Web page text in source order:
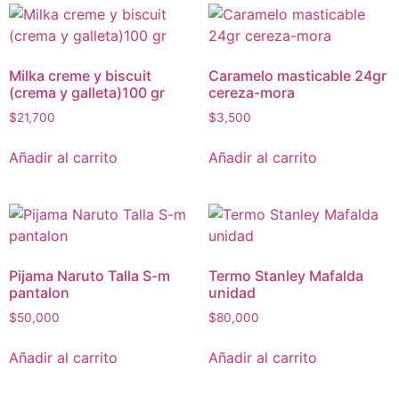
Milka creme y biscuit
(crema y galleta)100 gr
$21,700
Añadir al carrito
Caramelo masticable 24gr
cereza-mora
$3,500
Añadir al carrito
Pijama Naruto Talla S-m
pantalon
$50,000
Añadir al carrito
Termo Stanley Mafalda
unidad
$80,000
Añadir al carrito